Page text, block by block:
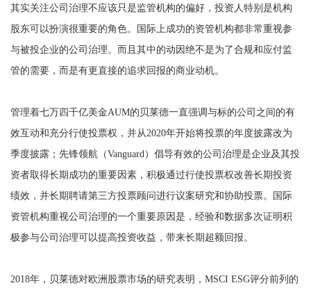
其实关注公司治理不应该只是监管机构的偏好，投资人特别是机构
股东可以扮演很重要的角色。国际上成功的资管机构都非常重视参
与被投企业的公司治理。而且其中的动因绝不是为了合规和应付监
管的需要，而是有更直接的追求回报的商业动机。
管理着七万四千亿美金AUM的贝莱德一直强调与标的公司之间的有
效互动和充分行使投票权，并从2020年开始将投票的年度披露改为
季度披露；先锋领航（Vanguard）倡导有效的公司治理是企业及其投
资者取得长期成功的重要因素，积极通过行使投票权改善长期投资
绩效，并长期聘请第三方投票顾问进行议案研究和协助投票。国际
资管机构重视公司治理的一个重要原因是，经验和数据多次证明积
极参与公司治理可以提高投资收益，带来长期超额回报。
2018年，贝莱德对欧洲股票市场的研究表明，MSCI ESG评分前列的